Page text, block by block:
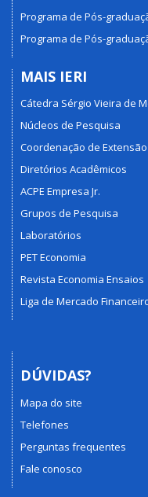
Programa de Pós-
Programa de Pós-
MAIS IERI
Cátedra Sérgio Vieira de
Núcleos de Pesquisa
Coordenação de Extensão
Diretórios Acadêmicos
ACPE Empresa Jr.
Grupos de Pesquisa
Laboratórios
PET Economia
Revista Economia Ensaios
Liga de Mercado
DÚVIDAS?
Mapa do site
Telefones
Perguntas frequentes
Fale conosco